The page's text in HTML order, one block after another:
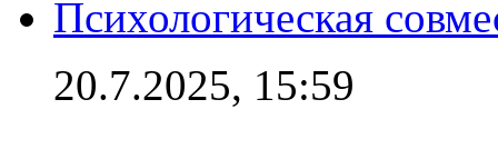
Психологическая
20.7.2025, 15:59